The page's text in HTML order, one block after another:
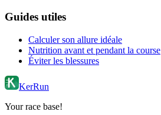
Guides utiles
Calculer son allure idéale
Nutrition avant et pendant la course
Éviter les blessures
KerRun
Your race base!